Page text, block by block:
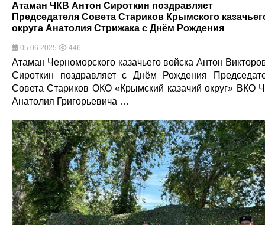
Атаман ЧКВ Антон Сироткин поздравляет
Председателя Совета Стариков Крымского
округа Анатолия Стрижака с Днём Рождения
05.06.2025 446
Атаман Черноморского казачьего войска Антон
Сироткин поздравляет с Днём Рождения
Совета Стариков ОКО «Крымский казачий округ» ВКО
Анатолия Григорьевича …